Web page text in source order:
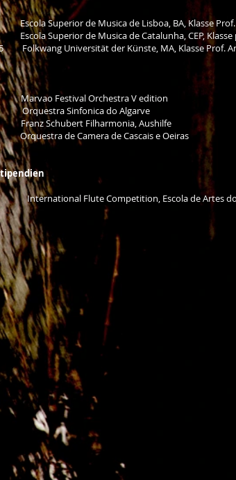
Superior de Musica de Lisboa, BA, Klasse
Superior de Musica de Catalunha, CEP, Klasse
Folkwang Universität der Künste, MA, Klasse Prof.
Festival Orchestra V edition
Sinfonica do Algarve
Schubert Filharmonia, Aushilfe
de Camera de Cascais e Oeiras
Flute Competition, Escola de Artes do